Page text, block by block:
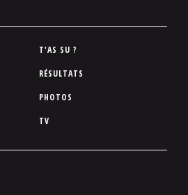
T'AS SU ?
RÉSULTATS
PHOTOS
TV